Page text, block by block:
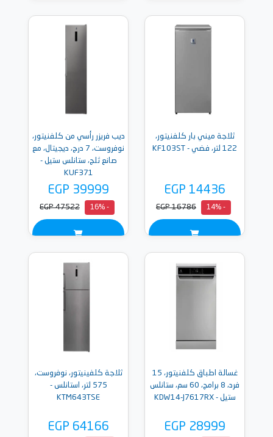
ثلاجة ميني بار كلفنيتور،
122 لتر، فضي - KF103ST
EGP 14436
- 14%
EGP 16786
ديب فريزر رأسي من كلفنيتور،
نوفروست، 7 درج، ديجيتال، مع
صانع ثلج، ستانلس ستيل -
KUF371
EGP 39999
- 16%
EGP 47522
غسالة اطباق كلفنيتور، 15
فرد، 8 برامج، 60 سم، ستانلس
ستيل - KDW14-J7617RX
EGP 28999
ثلاجة كلفينيتور، نوفروست،
575 لتر، استانلس -
KTM643TSE
EGP 64166